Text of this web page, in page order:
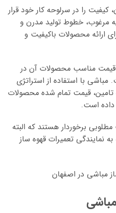
را در سرلوحه کار خود قرار
مرغوب، خطوط تولید مدرن و
ارائه محصولات باکیفیت و
قیمت مناسب محصولات آن در
مباشی با استفاده از استراتژی
تامین، قیمت تمام شده محصولات
است.
برخوردار هستند که البته
نمایندگی تعمیرات قهوه ساز